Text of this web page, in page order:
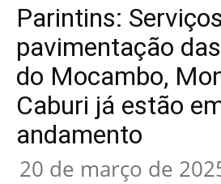
Parintins:
pavimentação
do Mocambo,
Caburi já estão
andamento
20 de março de